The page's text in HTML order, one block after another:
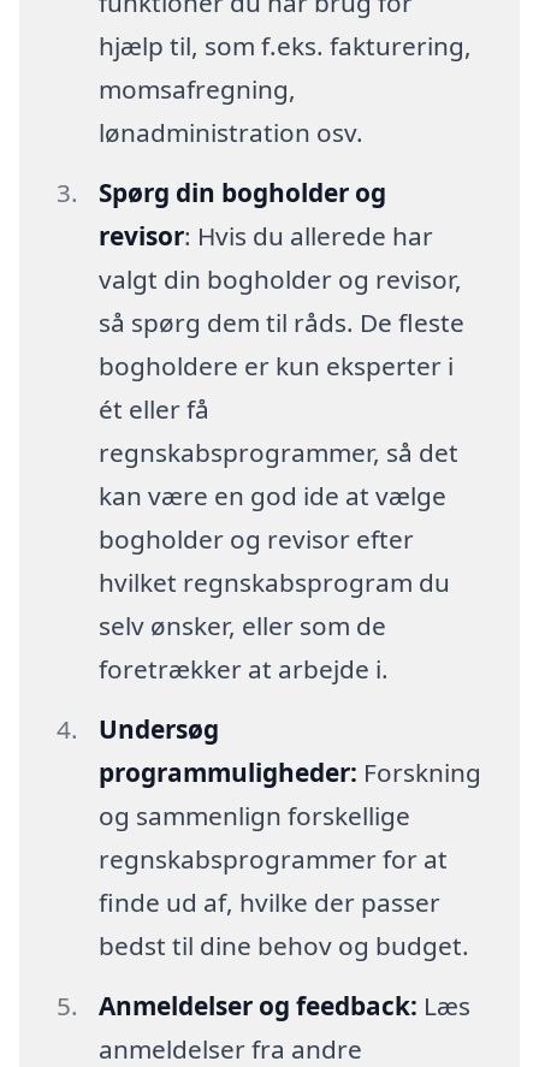
hjælp til, som f.eks. fakturering,
momsafregning,
lønadministration osv.
Spørg din bogholder og
revisor: Hvis du allerede har
valgt din bogholder og revisor,
så spørg dem til råds. De fleste
bogholdere er kun eksperter i
ét eller få
regnskabsprogrammer, så det
kan være en god ide at vælge
bogholder og revisor efter
hvilket regnskabsprogram du
selv ønsker, eller som de
foretrækker at arbejde i.
Undersøg
programmuligheder: Forskning
og sammenlign forskellige
regnskabsprogrammer for at
finde ud af, hvilke der passer
bedst til dine behov og budget.
Anmeldelser og feedback: Læs
anmeldelser fra andre